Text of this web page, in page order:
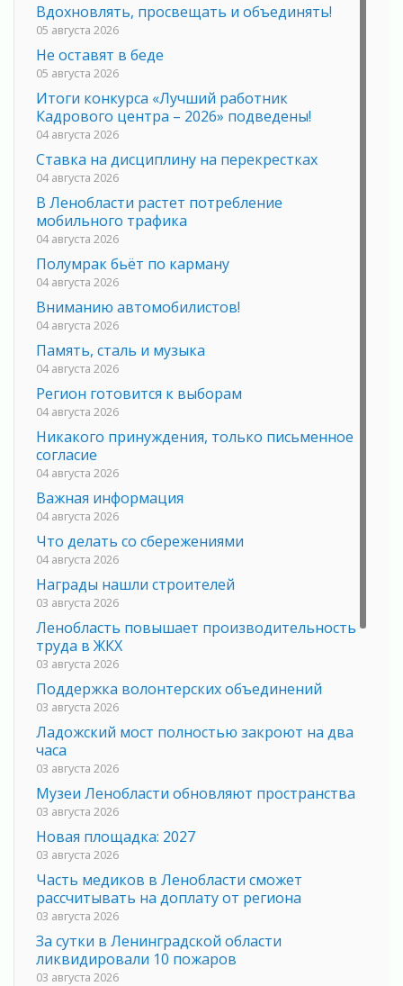
Вдохновлять, просвещать и объединять!
05 августа 2026
Не оставят в беде
05 августа 2026
Итоги конкурса «Лучший работник
Кадрового центра – 2026» подведены!
04 августа 2026
Ставка на дисциплину на перекрестках
04 августа 2026
В Ленобласти растет потребление
мобильного трафика
04 августа 2026
Полумрак бьёт по карману
04 августа 2026
Вниманию автомобилистов!
04 августа 2026
Память, сталь и музыка
04 августа 2026
Регион готовится к выборам
04 августа 2026
Никакого принуждения, только письменное
согласие
04 августа 2026
Важная информация
04 августа 2026
Что делать со сбережениями
04 августа 2026
Награды нашли строителей
03 августа 2026
Ленобласть повышает производительность
труда в ЖКХ
03 августа 2026
Поддержка волонтерских объединений
03 августа 2026
Ладожский мост полностью закроют на два
часа
03 августа 2026
Музеи Ленобласти обновляют пространства
03 августа 2026
Новая площадка: 2027
03 августа 2026
Часть медиков в Ленобласти сможет
рассчитывать на доплату от региона
03 августа 2026
За сутки в Ленинградской области
ликвидировали 10 пожаров
03 августа 2026